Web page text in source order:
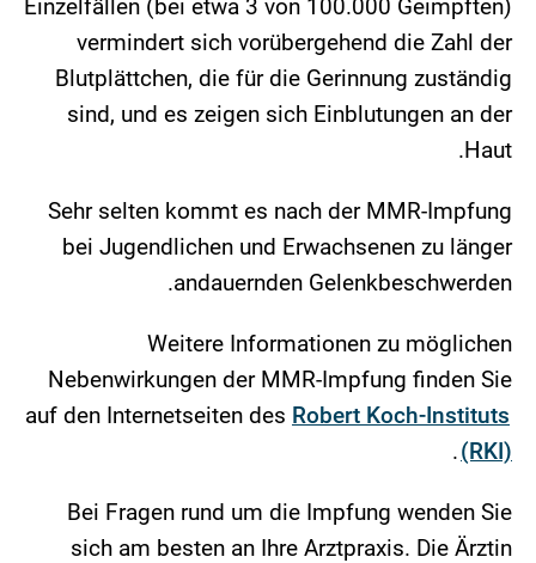
Einzelfällen (bei etwa 3 von 100.000 Geimpften)
vermindert sich vorübergehend die Zahl der
Blutplättchen, die für die Gerinnung zuständig
sind, und es zeigen sich Einblutungen an der
Haut.
Sehr selten kommt es nach der MMR-Impfung
bei Jugendlichen und Erwachsenen zu länger
andauernden Gelenkbeschwerden.
Weitere Informationen zu möglichen
Nebenwirkungen der MMR-Impfung finden Sie
auf den Internetseiten des Robert Koch-Instituts
(RKI)
.
Bei Fragen rund um die Impfung wenden Sie
sich am besten an Ihre Arztpraxis. Die Ärztin